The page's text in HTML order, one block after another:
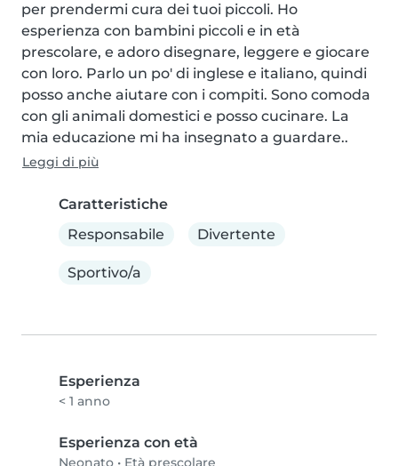
per prendermi cura dei tuoi piccoli. Ho
esperienza con bambini piccoli e in età
prescolare, e adoro disegnare, leggere e giocare
con loro. Parlo un po' di inglese e italiano, quindi
posso anche aiutare con i compiti. Sono comoda
con gli animali domestici e posso cucinare. La
mia educazione mi ha insegnato a guardare..
Leggi di più
Caratteristiche
Responsabile
Divertente
Sportivo/a
Esperienza
< 1 anno
Esperienza con età
Neonato • Età prescolare